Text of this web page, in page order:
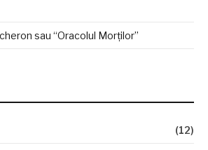
sau “Oracolul Morților”
(12)